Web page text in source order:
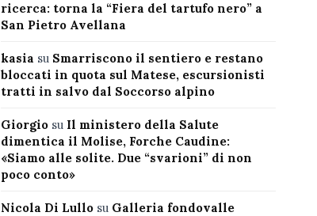
ricerca: torna la “Fiera del tartufo nero” a
San Pietro Avellana
kasia su Smarriscono il sentiero e restano
bloccati in quota sul Matese, escursionisti
tratti in salvo dal Soccorso alpino
Giorgiosu Il ministero della Salute
dimentica il Molise, Forche Caudine:
«Siamo alle solite. Due “svarioni” di non
poco conto»
Nicola Di Lullosu Galleria fondovalle